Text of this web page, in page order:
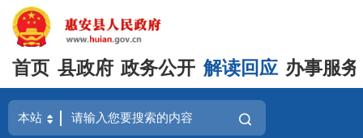
首页 县政府 政务公开 解读回应 办事服务